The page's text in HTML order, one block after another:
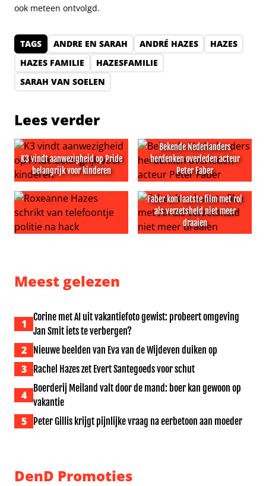
ook meteen ontvolgd.
TAGS ANDRE EN SARAH ANDRÉ HAZES
HAZES
HAZES FAMILIE
HAZESFAMILIE
SARAH VAN SOELEN
Lees verder
K3 vindt aanwezigheid op Pride
belangrijk voor kinderen
K3 vindt aanwezigheid op Pride belangrijk voor kinderen
Bekende Nederlanders
herdenken overleden acteur
Peter Faber
Bekende Nederlanders
Faber kon laatste film met rol
als verzetsheld niet meer
draaien
Meest gelezen
1
Corine met AI uit vakantiefoto gewist: probeert omgeving
Jan Smit iets te verbergen?
2 Nieuwe beelden van Eva van de Wijdeven duiken op
3 Rachel Hazes zet Evert Santegoeds voor schut
4
Boerderij Meiland valt door de mand: boer kan gewoon op
vakantie
5 Peter Gillis krijgt pijnlijke vraag na eerbetoon aan moeder
DenD Promoties